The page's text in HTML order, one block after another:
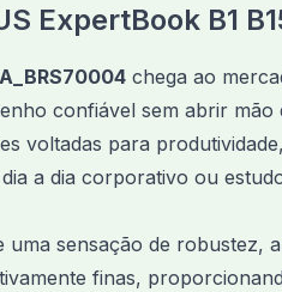
ExpertBook B1
chega ao
confiável sem abrir
voltadas para
a dia corporativo ou
uma sensação de robustez,
finas,